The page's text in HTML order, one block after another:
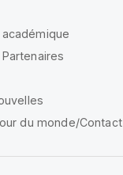
du monde/Contact